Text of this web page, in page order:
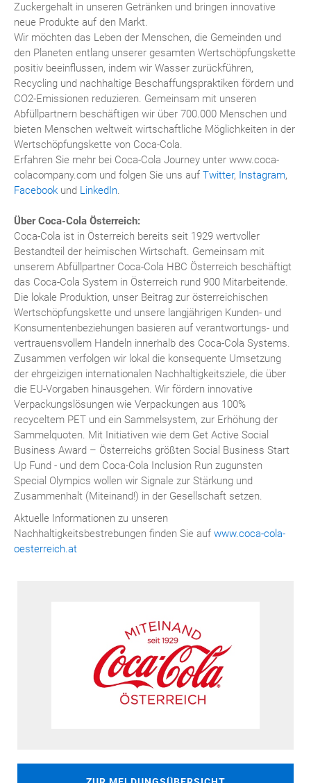
Zuckergehalt in unseren Getränken und bringen innovative
neue Produkte auf den Markt.
Wir möchten das Leben der Menschen, die Gemeinden und
den Planeten entlang unserer gesamten Wertschöpfungskette
positiv beeinflussen, indem wir Wasser zurückführen,
Recycling und nachhaltige Beschaffungspraktiken fördern und
CO2-Emissionen reduzieren. Gemeinsam mit unseren
Abfüllpartnern beschäftigen wir über 700.000 Menschen und
bieten Menschen weltweit wirtschaftliche Möglichkeiten in der
Wertschöpfungskette von Coca-Cola.
Erfahren Sie mehr bei Coca-Cola Journey unter www.coca-
colacompany.com und folgen Sie uns auf Twitter, Instagram,
Facebook und LinkedIn.
Über Coca-Cola Österreich:
Coca-Cola ist in Österreich bereits seit 1929 wertvoller
Bestandteil der heimischen Wirtschaft. Gemeinsam mit
unserem Abfüllpartner Coca-Cola HBC Österreich beschäftigt
das Coca-Cola System in Österreich rund 900 Mitarbeitende.
Die lokale Produktion, unser Beitrag zur österreichischen
Wertschöpfungskette und unsere langjährigen Kunden- und
Konsumentenbeziehungen basieren auf verantwortungs- und
vertrauensvollem Handeln innerhalb des Coca-Cola Systems.
Zusammen verfolgen wir lokal die konsequente Umsetzung
der ehrgeizigen internationalen Nachhaltigkeitsziele, die über
die EU-Vorgaben hinausgehen. Wir fördern innovative
Verpackungslösungen wie Verpackungen aus 100%
recyceltem PET und ein Sammelsystem, zur Erhöhung der
Sammelquoten. Mit Initiativen wie dem Get Active Social
Business Award – Österreichs größten Social Business Start
Up Fund - und dem Coca-Cola Inclusion Run zugunsten
Special Olympics wollen wir Signale zur Stärkung und
Zusammenhalt (Miteinand!) in der Gesellschaft setzen.
Aktuelle Informationen zu unseren
Nachhaltigkeitsbestrebungen finden Sie auf www.coca-cola-
oesterreich.at